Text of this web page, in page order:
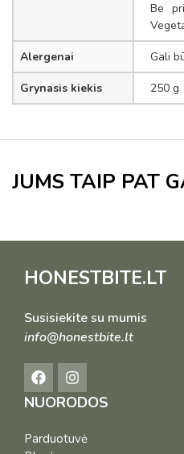
Be
Alergenai Gali
Grynasis kiekis 250 g
JUMS TAIP PAT
HONESTBITE.LT
Susisiekite su mumis
info@honestbite.lt
NUORODOS
Parduotuvė